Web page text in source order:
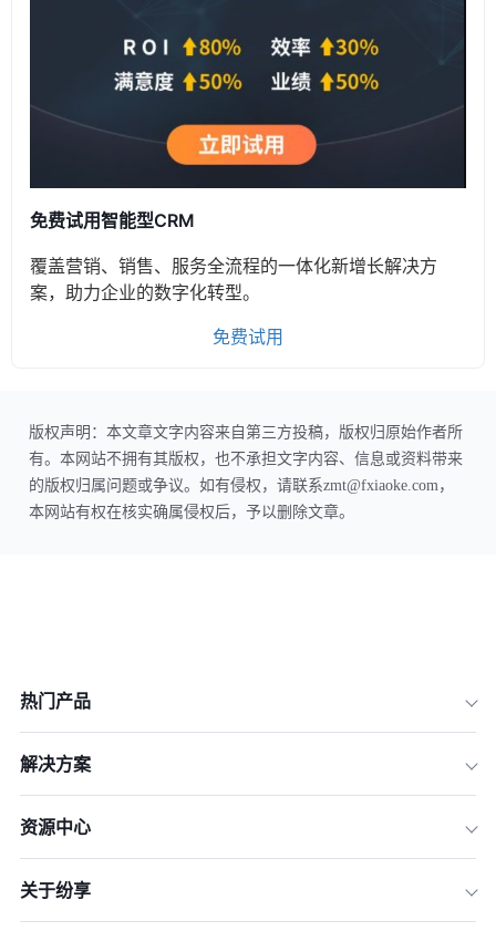
免费试用智能型CRM
覆盖营销、销售、服务全流程的一体化新增长解决方
案，助力企业的数字化转型。
免费试用
版权声明：本文章文字内容来自第三方投稿，版权归原始作者所
有。本网站不拥有其版权，也不承担文字内容、信息或资料带来
的版权归属问题或争议。如有侵权，请联系zmt@fxiaoke.com，
本网站有权在核实确属侵权后，予以删除文章。
热门产品
解决方案
资源中心
关于纷享